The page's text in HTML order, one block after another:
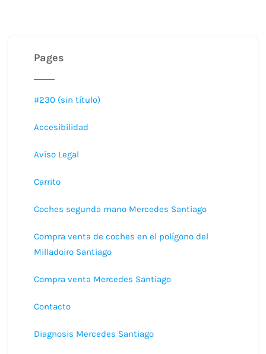
Pages
#230 (sin título)
Accesibilidad
Aviso Legal
Carrito
Coches segunda mano Mercedes Santiago
Compra venta de coches en el polígono del
Milladoiro Santiago
Compra venta Mercedes Santiago
Contacto
Diagnosis Mercedes Santiago